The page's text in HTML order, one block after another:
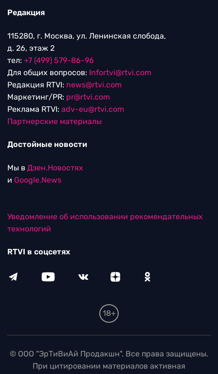
Редакция
115280, г. Москва, ул. Ленинская слобода,
д. 26, этаж 2
тел: +7 (499) 579-86-96
Для общих вопросов: Infortvi@rtvi.com
Редакция RTVI: news@rtvi.com
Маркетинг/PR: pr@rtvi.com
Реклама RTVI: adv-eu@rtvi.com
Партнерские материалы
Достойные новости
Мы в Дзен.Новостях
и Google.News
Уведомление об использовании рекомендательных
технологий
RTVI в соцсетях
18+
© ООО "ЭрТиВиАй Продакшн". Все права защищены.
При цитировании материалов активная